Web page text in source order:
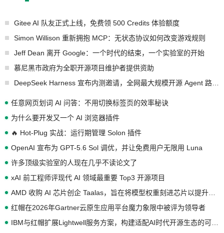
Gitee AI 队友正式上线，免费领 500 Credits 体验额度
Simon Willison 重新拥抱 MCP：无状态协议如何改变游戏规则
Jeff Dean 离开 Google：一个时代的结束，一个实验室的开始
慕尼黑市政府为全职开源项目维护者提供资助
任意网页划词 AI 问答：不用切换标签页的效率秘诀
为什么要开发又一个 AI 浏览器插件
🔥 Hot-Plug 实战：运行期管理 Solon 插件
OpenAI 宣布为 GPT-5.6 Sol 调优，并让免费用户无限用 Luna
许多顶级实验室的人现在几乎不读论文了
xAI 前工程师评现代 AI 领域最重要 Top3 开源项目
红帽在2026年Gartner云原生应用平台魔力象限中被评为领导者